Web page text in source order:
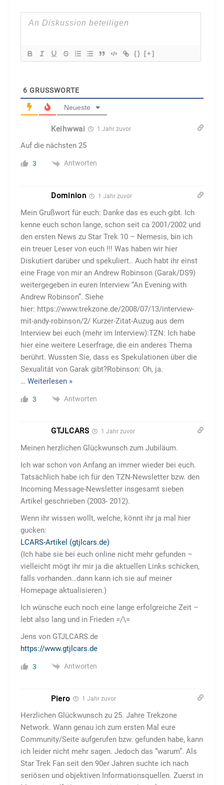
{} [+]
6 GRUSSWORTE
Neueste
Keihwwai 1 Jahr zuvor
Auf die nächsten 25
3 Antworten
Dominion 1 Jahr zuvor
Mein Grußwort für euch: Danke das es euch gibt. Ich
kenne euch schon lange, schon seit ca 2001/2002 und
den ersten News zu Star Trek 10 – Nemesis, bin ich
ein treuer Leser von euch !!! Was haben wir hier
Diskutiert darüber und spekuliert.. Auch habt ihr einst
eine Frage von mir an Andrew Robinson (Garak/DS9)
weitergegeben in euren Interview “An Evening with
Andrew Robinson”. Siehe
hier: https://www.trekzone.de/2008/07/13/interview-
mit-andy-robinson/2/ Kurzer-Zitat-Auzug aus dem
Interview bei euch (mehr im Interview):TZN: Ich habe
hier eine weitere Leserfrage, die ein anderes Thema
berührt. Wussten Sie, dass es Spekulationen über die
Sexualität von Garak gibt?Robinson: Oh, ja.
… Weiterlesen »
3 Antworten
GTJLCARS 1 Jahr zuvor
Meinen herzlichen Glückwunsch zum Jubiläum.
Ich war schon von Anfang an immer wieder bei euch.
Tatsächlich habe ich für den TZN-Newsletter bzw. den
Incoming Message-Newsletter insgesamt sieben
Artikel geschrieben (2003- 2012).
Wenn ihr wissen wollt, welche, könnt ihr ja mal hier
gucken:
LCARS-Artikel (gtjlcars.de)
(Ich habe sie bei euch online nicht mehr gefunden –
vielleicht mögt ihr mir ja die aktuellen Links schicken,
falls vorhanden…dann kann ich sie auf meiner
Homepage aktualisieren.)
Ich wünsche euch noch eine lange erfolgreiche Zeit –
lebt also lang und in Frieden =/\=
Jens von GTJLCARS.de
https://www.gtjlcars.de
3 Antworten
Piero 1 Jahr zuvor
Herzlichen Glückwunsch zu 25. Jahre Trekzone
Network. Wann genau ich zum ersten Mal eure
Community/Seite aufgerufen bzw. gefunden habe, kann
ich leider nicht mehr sagen. Jedoch das “warum”. Als
Star Trek Fan seit den 90er Jahren suchte ich nach
seriösen und objektiven Informationsquellen. Zuerst in